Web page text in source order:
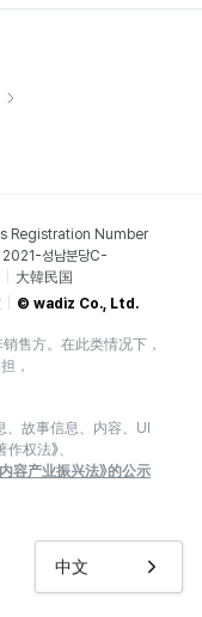
中文
Registration Number
성남분당C-
大韓民国
© wadiz Co., Ltd.
售方。在此类情况下，
，
故事信息、内容、UI
权法》、
容产业振兴法》的公示